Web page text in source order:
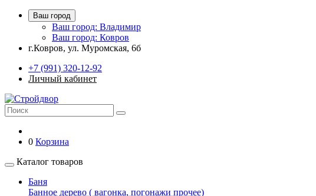
Ваш город
Ваш город: Владимир
Ваш город: Ковров
г.Ковров, ул. Муромская, 6б
+7 (991) 320-12-92
Личный кабинет
0 Корзина
Каталог товаров
Баня
Банное дерево ( вагонка, погонажи прочее)